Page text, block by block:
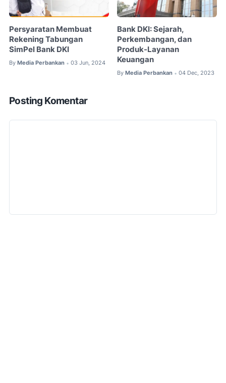
Persyaratan Membuat
Rekening Tabungan
SimPel Bank DKI
By Media Perbankan • 03 Jun, 2024
Bank DKI: Sejarah,
Perkembangan, dan
Produk-Layanan
Keuangan
By Media Perbankan • 04 Dec, 2023
Posting Komentar